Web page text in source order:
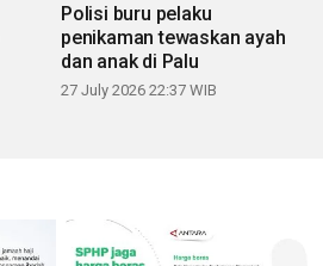
Polisi buru pelaku
penikaman tewaskan ayah
dan anak di Palu
27 July 2026 22:37 WIB